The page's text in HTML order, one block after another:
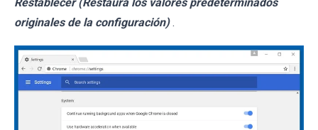
originales de la configuración) .